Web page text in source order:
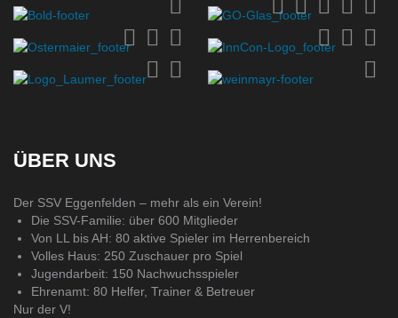
ÜBER UNS
Der SSV Eggenfelden – mehr als ein Verein!
Die SSV-Familie: über 600 Mitglieder
Von LL bis AH: 80 aktive Spieler im Herrenbereich
Volles Haus: 250 Zuschauer pro Spiel
Jugendarbeit: 150 Nachwuchsspieler
Ehrenamt: 80 Helfer, Trainer & Betreuer
Nur der V!